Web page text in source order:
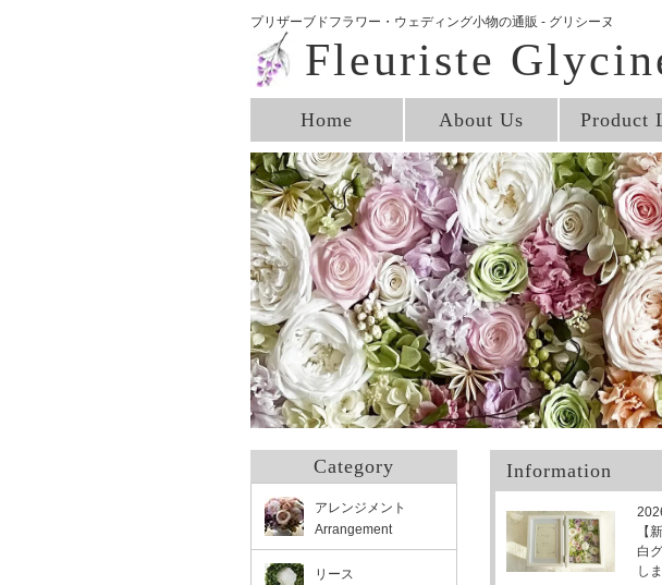
プリザーブドフラワー・ウェディング小物の通販 - グリシーヌ
Fleuriste
Home About Us Product
Category
アレンジメント
Arrangement
リース
Information
【
白
し